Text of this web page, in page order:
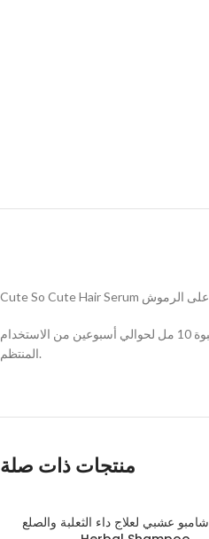
يعمل السيروم على تعزيز نمو الشعر الطبيعي، بفضل تركيبته النباتية الخفيفة والسريعة الامتصاص، دون مواد كيميائية ضارة. مناسب للاستخدام اليومي صباحاً ومساءً، وتكفي العبوة 10 مل لحوالي أسبوعين من الاستخدام
المنتظم.
منتجات ذات صلة
شامبو عشبي لعلاج داء الثعلبة والصلع Jinda